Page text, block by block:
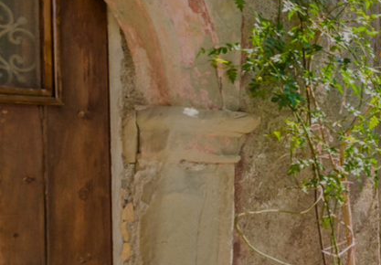
非
加索
中美洲
伯
合酋长国
坦
斯坦
斯坦
其东部之旅：穿越古老的景观
5月5日 – 15日）
索拼图: 阿塞拜疆, 格鲁吉亚 & 亚
2026年5月15日-27日）
加斯加空中游猎 （2026年6月1
干地区的希腊与罗马遗产 – 奥尔
行（2026年6月1日 – 13日）
牙比利牛斯山道与巴斯克雅致旅程
年 7 月 5 日 – 12 日）
｜阿玛哈豪华精选沙漠度假村及水
｜ 不丹COMO UMA 喜马拉雅深处
｜卓美亚阿拉伯港酒店
: 搭乘银海邮
飞航联运旅程
4 日至 14
进号”，开启
10天 古巴: 殖民辉煌与活力
创意（2026年4月14日- 25
日）
古巴是加勒比海地区面积最大
的岛屿，其层次丰富的历史...
10天9晚
了解更多